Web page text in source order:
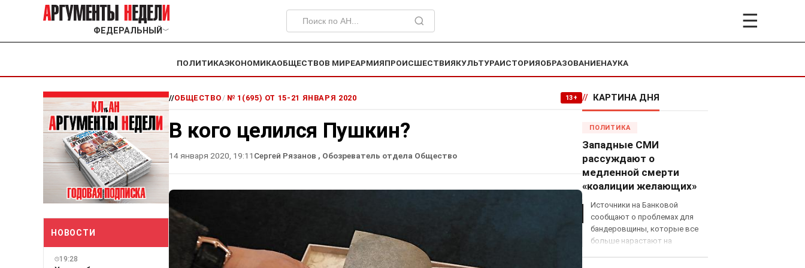
ФЕДЕРАЛЬНЫЙ ﹀ ☰
ПОЛИТИКАЭКОНОМИКАОБЩЕСТВОВ МИРЕАРМИЯПРОИСШЕСТВИЯКУЛЬТУРАИСТОРИЯОБРАЗОВАНИЕНАУКА
НОВОСТИ
19:28
//ОБЩЕСТВО/ № 1(695) ОТ 15-21 ЯНВАРЯ 2020 13+
В кого целился Пушкин?
14 января 2020, 19:11 Сергей Рязанов , Обозреватель отдела Общество
// КАРТИНА ДНЯ
ПОЛИТИКА
Западные СМИ
рассуждают о
медленной смерти
«коалиции желающих»
Источники на Банковой
сообщают о проблемах для
бандеровщины, которые все
больше нарастают на